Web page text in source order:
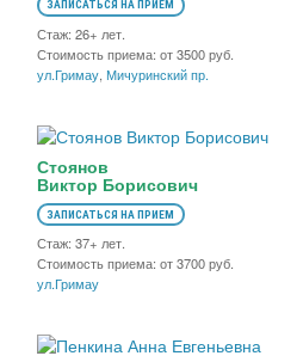
ЗАПИСАТЬСЯ НА ПРИЕМ
Стаж: 26+ лет.
Стоимость приема: от 3500 руб.
ул.Гримау, Мичуринский пр.
Стоянов
Виктор Борисович
ЗАПИСАТЬСЯ НА ПРИЕМ
Стаж: 37+ лет.
Стоимость приема: от 3700 руб.
ул.Гримау